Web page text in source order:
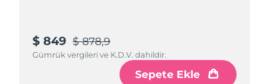
$ 849 $ 878,9
Gümrük vergileri ve K.D.V. dahildir.
Sepete Ekle
Yeni Zelanda
Tahmini teslim tarihi8/8/26